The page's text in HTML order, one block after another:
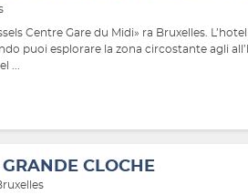
Centre Gare du Midi» ra Bruxelles.
puoi esplorare la zona circostante agli
...
CLOCHE